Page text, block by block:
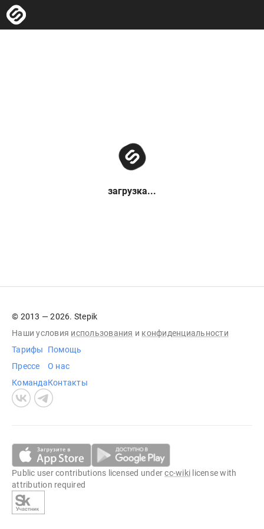
загрузка...
© 2013 — 2026. Stepik
Наши условия использования и конфиденциальности
Тарифы
Прессе
Команда
Помощь
О нас
Контакты
Public user contributions licensed undercc-wiki license with
attribution required